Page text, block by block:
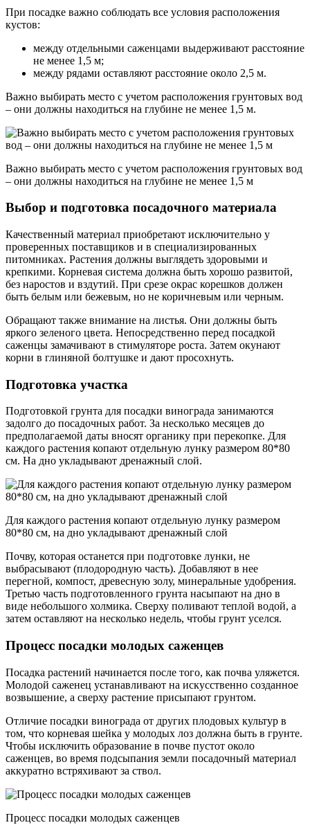
При посадке важно соблюдать все условия расположения
кустов:
между отдельными саженцами выдерживают расстояние
не менее 1,5 м;
между рядами оставляют расстояние около 2,5 м.
Важно выбирать место с учетом расположения грунтовых вод
– они должны находиться на глубине не менее 1,5 м.
Важно выбирать место с учетом расположения грунтовых вод
– они должны находиться на глубине не менее 1,5 м
Выбор и подготовка посадочного материала
Качественный материал приобретают исключительно у
проверенных поставщиков и в специализированных
питомниках. Растения должны выглядеть здоровыми и
крепкими. Корневая система должна быть хорошо развитой,
без наростов и вздутий. При срезе окрас корешков должен
быть белым или бежевым, но не коричневым или черным.
Обращают также внимание на листья. Они должны быть
яркого зеленого цвета. Непосредственно перед посадкой
саженцы замачивают в стимуляторе роста. Затем окунают
корни в глиняной болтушке и дают просохнуть.
Подготовка участка
Подготовкой грунта для посадки винограда занимаются
задолго до посадочных работ. За несколько месяцев до
предполагаемой даты вносят органику при перекопке. Для
каждого растения копают отдельную лунку размером 80*80
см. На дно укладывают дренажный слой.
Для каждого растения копают отдельную лунку размером
80*80 см, на дно укладывают дренажный слой
Почву, которая останется при подготовке лунки, не
выбрасывают (плодородную часть). Добавляют в нее
перегной, компост, древесную золу, минеральные удобрения.
Третью часть подготовленного грунта насыпают на дно в
виде небольшого холмика. Сверху поливают теплой водой, а
затем оставляют на несколько недель, чтобы грунт уселся.
Процесс посадки молодых саженцев
Посадка растений начинается после того, как почва уляжется.
Молодой саженец устанавливают на искусственно созданное
возвышение, а сверху растение присыпают грунтом.
Отличие посадки винограда от других плодовых культур в
том, что корневая шейка у молодых лоз должна быть в грунте.
Чтобы исключить образование в почве пустот около
саженцев, во время подсыпания земли посадочный материал
аккуратно встряхивают за ствол.
Процесс посадки молодых саженцев